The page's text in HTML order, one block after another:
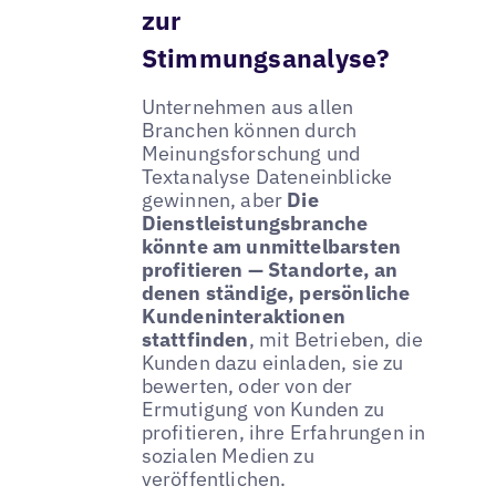
zur
Stimmungsanalyse?
Unternehmen aus allen
Branchen können durch
Meinungsforschung und
Textanalyse Dateneinblicke
gewinnen, aber Die
Dienstleistungsbranche
könnte am unmittelbarsten
profitieren — Standorte, an
denen ständige, persönliche
Kundeninteraktionen
stattfinden, mit Betrieben, die
Kunden dazu einladen, sie zu
bewerten, oder von der
Ermutigung von Kunden zu
profitieren, ihre Erfahrungen in
sozialen Medien zu
veröffentlichen.